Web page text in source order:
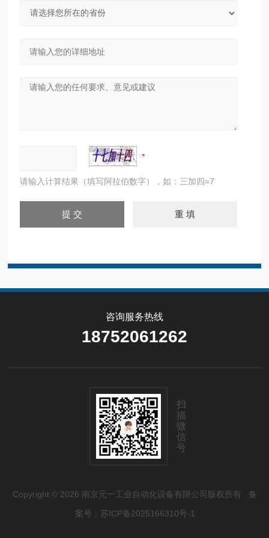
请输入计算结果（填写阿拉伯数字），如：三加四=7
咨询服务热线
18752061262
扫
描
微
信
号
Copyright © 2026 南京元一工业自动化设备有限公司版权所有 备
案号：苏ICP备2025166310号-1